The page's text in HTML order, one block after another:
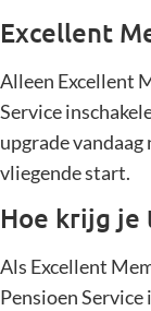
Excellent
Alleen Excellent
Service
upgrade vandaag
vliegende start.
Hoe krijg je
Als Excellent
Pensioen